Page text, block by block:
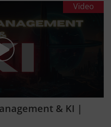
Video
& KI |